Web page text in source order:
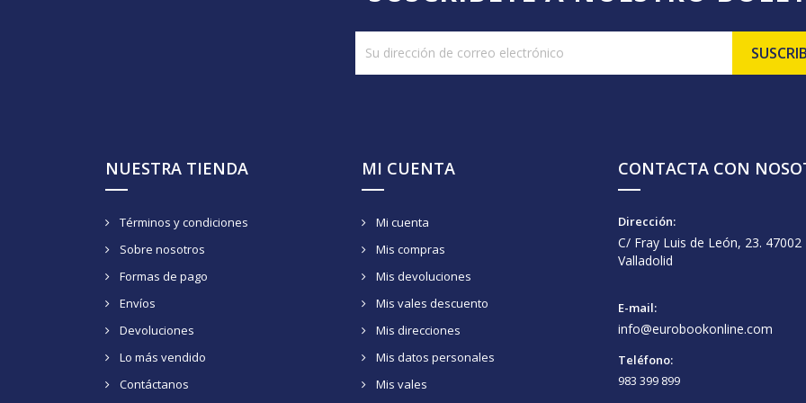
NUESTRA TIENDA
Términos y condiciones
Sobre nosotros
Formas de pago
Envíos
Devoluciones
Lo más vendido
Contáctanos
MI CUENTA
Mi cuenta
Mis compras
Mis devoluciones
Mis vales descuento
Mis direcciones
Mis datos personales
Mis vales
CONTACTA CON
Dirección:
C/ Fray Luis de León, 23. 47002
Valladolid
E-mail:
info@eurobookonline.com
Teléfono:
983 399 899